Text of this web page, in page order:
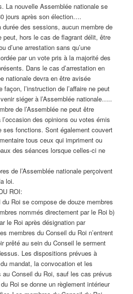
La nouvelle Assemblée nationale se
jours après son élection….
des sessions, aucun membre de
peut, hors le cas de flagrant délit, être
d’une arrestation sans qu’une
par un vote pris à la majorité des
Dans le cas d’arrestation en
nationale devra en être avisée
l’instruction de l’affaire ne peut
siéger à l’Assemblée nationale…..
de l’Assemblée ne peut être
des opinions ou votes émis
ses fonctions. Sont également couvert
tous ceux qui impriment ou
des séances lorsque celles-ci ne
de l’Assemblée nationale perçoivent
loi.
ROI:
Roi se compose de douze membres
nommés directement par le Roi b)
le Roi après désignation par
membres du Conseil du Roi n’entrent
prêté au sein du Conseil le serment
Les dispositions prévues à
mandat, la convocation et les
Conseil du Roi, sauf les cas prévus
Roi se donne un règlement intérieur